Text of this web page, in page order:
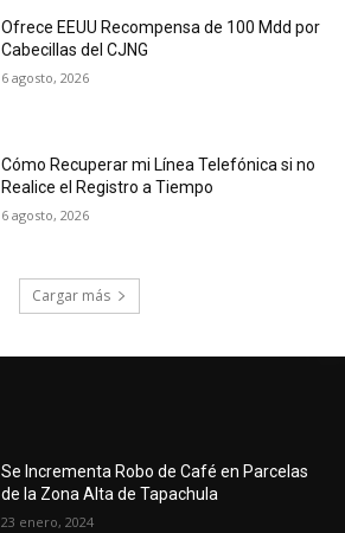
Ofrece EEUU Recompensa de 100 Mdd por
Cabecillas del CJNG
6 agosto, 2026
Cómo Recuperar mi Línea Telefónica si no
Realice el Registro a Tiempo
6 agosto, 2026
Cargar más
Se Incrementa Robo de Café en Parcelas
de la Zona Alta de Tapachula
23 enero, 2024